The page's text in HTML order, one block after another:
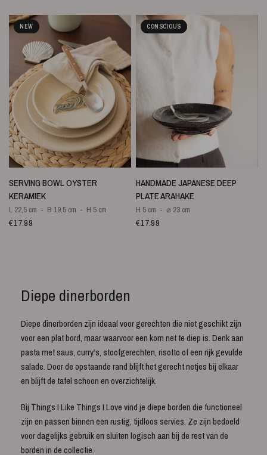
NEW
SNELLE WEERGAVE
SERVING BOWL OYSTER
KERAMIEK
L 22,5 cm B 19,5 cm H 5 cm
€17.99
CONSCIOUS
SNELLE WEERGAVE
HANDMADE JAPANESE DEEP
PLATE ARAHAKE
H 5 cm ⌀ 23 cm
€17.99
Diepe dinerborden
Diepe dinerborden zijn ideaal voor gerechten die niet geschikt zijn
voor een plat bord, maar waarvoor een kom net te diep is. Denk aan
pasta met saus, curry’s, stoofgerechten, risotto of een rijk gevulde
salade. Door de opstaande rand blijft het gerecht netjes bij elkaar
en blijft de tafel schoon en overzichtelijk.
Bij Things I Like Things I Love vind je diepe borden die functioneel
zijn en passen binnen een rustig, tijdloos servies. Ze zijn bedoeld
voor dagelijks gebruik en sluiten logisch aan bij de rest van de
borden in de collectie.